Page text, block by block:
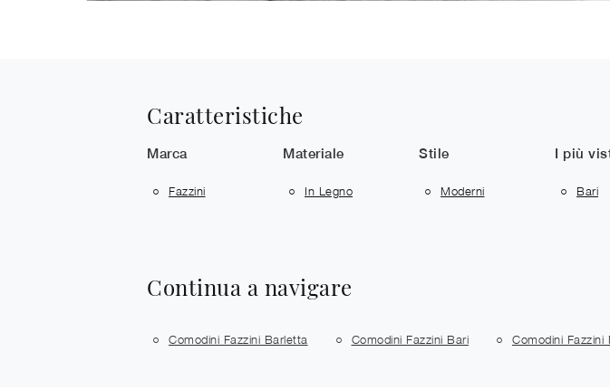
Caratteristiche
Marca
Fazzini
Materiale
In Legno
Stile
Moderni
I più
Bari
Continua a navigare
Comodini Fazzini Barletta Comodini Fazzini Bari Comodini Fazzini